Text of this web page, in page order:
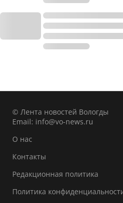
© Лента новостей Вологды
Email: info@vo-news.ru
О нас
Контакты
Редакционная политика
Политика